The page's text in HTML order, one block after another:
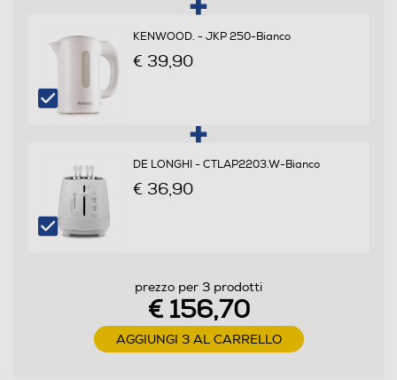
Pannello comandi
Meccanico
Touch control
Meccanico
KENWOOD. - JKP 250-Bianco
€ 39,90
DE LONGHI - CTLAP2203.W-Bianco
€ 36,90
prezzo per 3 prodotti
€ 156,70
AGGIUNGI 3 AL CARRELLO